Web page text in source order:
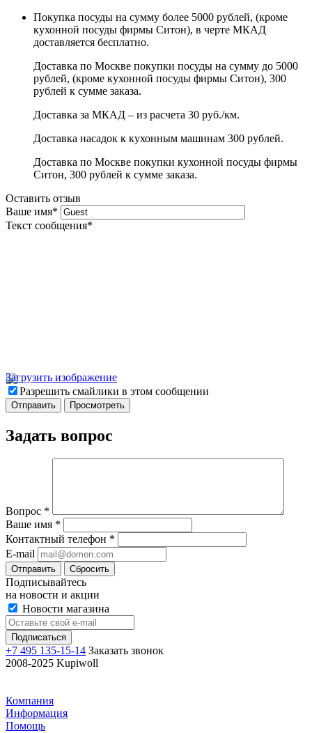
Покупка посуды на сумму более 5000 рублей, (кроме
кухонной посуды фирмы Ситон), в черте МКАД
доставляется бесплатно.
Доставка по Москве покупки посуды на сумму до 5000
рублей, (кроме кухонной посуды фирмы Ситон), 300
рублей к сумме заказа.
Доставка за МКАД – из расчета 30 руб./км.
Доставка насадок к кухонным машинам 300 рублей.
Доставка по Москве покупки кухонной посуды фирмы
Ситон, 300 рублей к сумме заказа.
Оставить отзыв
Ваше имя*
Текст сообщения*
Загрузить изображение
Разрешить смайлики в этом сообщении
Задать вопрос
Вопрос *
Ваше имя *
Контактный телефон *
E-mail
Отправить Сбросить
Подписывайтесь
на новости и акции
Новости магазина
+7 495 135-15-14 Заказать звонок
2008-2025 Kupiwoll
Компания
Информация
Помощь